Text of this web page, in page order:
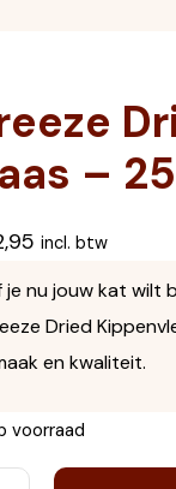
–
incl. btw
je nu jouw kat wilt
Dried
en kwaliteit.
voorraad